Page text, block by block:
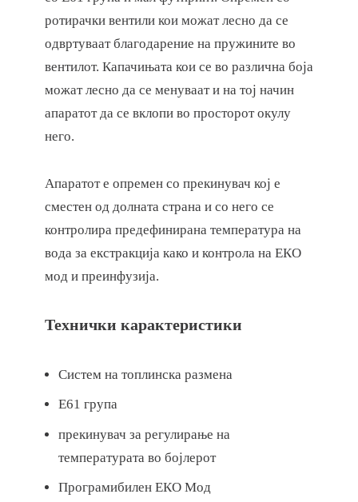
ротирачки вентили кои можат лесно да се
одвртуваат благодарение на пружините во
вентилот. Капачињата кои се во различна боја
можат лесно да се менуваат и на тој начин
апаратот да се вклопи во просторот окулу
него.
Апаратот е опремен со прекинувач кој е
сместен од долната страна и со него се
контролира предефинирана температура на
вода за екстракција како и контрола на ЕКО
мод и преинфузија.
Технички карактеристики
Систем на топлинска размена
E61 група
прекинувач за регулирање на
температурата во бојлерот
Програмибилен ЕКО Мод